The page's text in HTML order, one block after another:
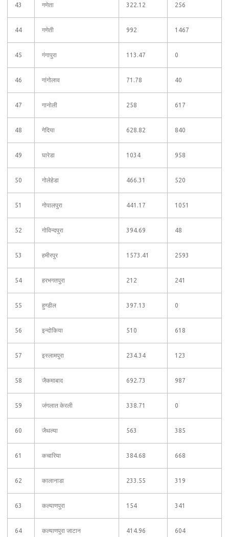
43 गणेता 322.12 256
44 गणेती 992 1467
45 गंगापुरा 113.47 0
46 गांगोलाव 71.78 40
47 गानोली 258 617
48 गेदिया 628.82 840
49 घारेडा 1034 958
50 गोलेहेडा 466.31 520
51 गोपालपुरा 441.17 1051
52 गोविन्दपुरा 394.69 48
53 हमीरपुर 1573.41 2593
54 हरभगतपुरा 212 241
55 हुण्‍डील 397.13 0
56 इन्दोकिया 510 618
57 इस्लामपुरा 234.34 123
58 जैकमाबाद 692.73 987
59 जंगलात केरली 338.71 0
60 जैथल्या 563 385
61 कचारिया 384.68 668
62 कालानाडा 233.55 319
63 कल्याणपुरा 154 341
64 कल्याणपुरा जाटान 414.96 604